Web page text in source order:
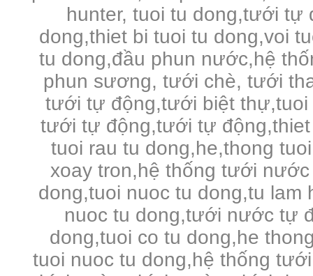
hunter, tuoi tu dong,tưới tự
dong,thiet bi tuoi tu dong,voi
tu dong,đầu phun nước,hệ
phun sương, tưới chè, tưới
tưới tự động,tưới biệt thự,tuoi
tưới tự động,tưới tự
tuoi rau tu dong,he,thong
xoay tron,hệ thống tưới
dong,tuoi nuoc tu dong,tu lam
nuoc tu dong,tưới nước tự
dong,tuoi co tu dong,he
tuoi nuoc tu dong,hệ thống